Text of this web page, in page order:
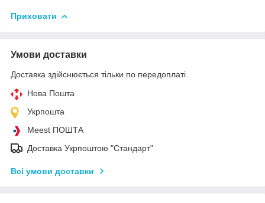
Приховати
Умови доставки
Доставка здійснюється тільки по передоплаті.
Нова Пошта
Укрпошта
Meest ПОШТА
Доставка Укрпоштою "Стандарт"
Всі умови доставки